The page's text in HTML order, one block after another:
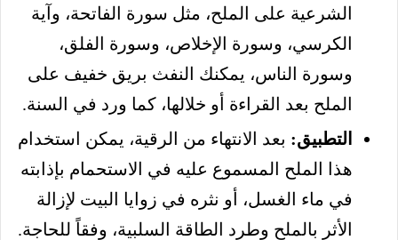
الشرعية على الملح، مثل سورة الفاتحة، وآية
الكرسي، وسورة الإخلاص، وسورة الفلق،
وسورة الناس، يمكنك النفث بريق خفيف على
الملح بعد القراءة أو خلالها، كما ورد في السنة.
التطبيق: بعد الانتهاء من الرقية، يمكن استخدام
هذا الملح المسموع عليه في الاستحمام بإذابته
في ماء الغسل، أو نثره في زوايا البيت لإزالة
الأثر بالملح وطرد الطاقة السلبية، وفقاً للحاجة.